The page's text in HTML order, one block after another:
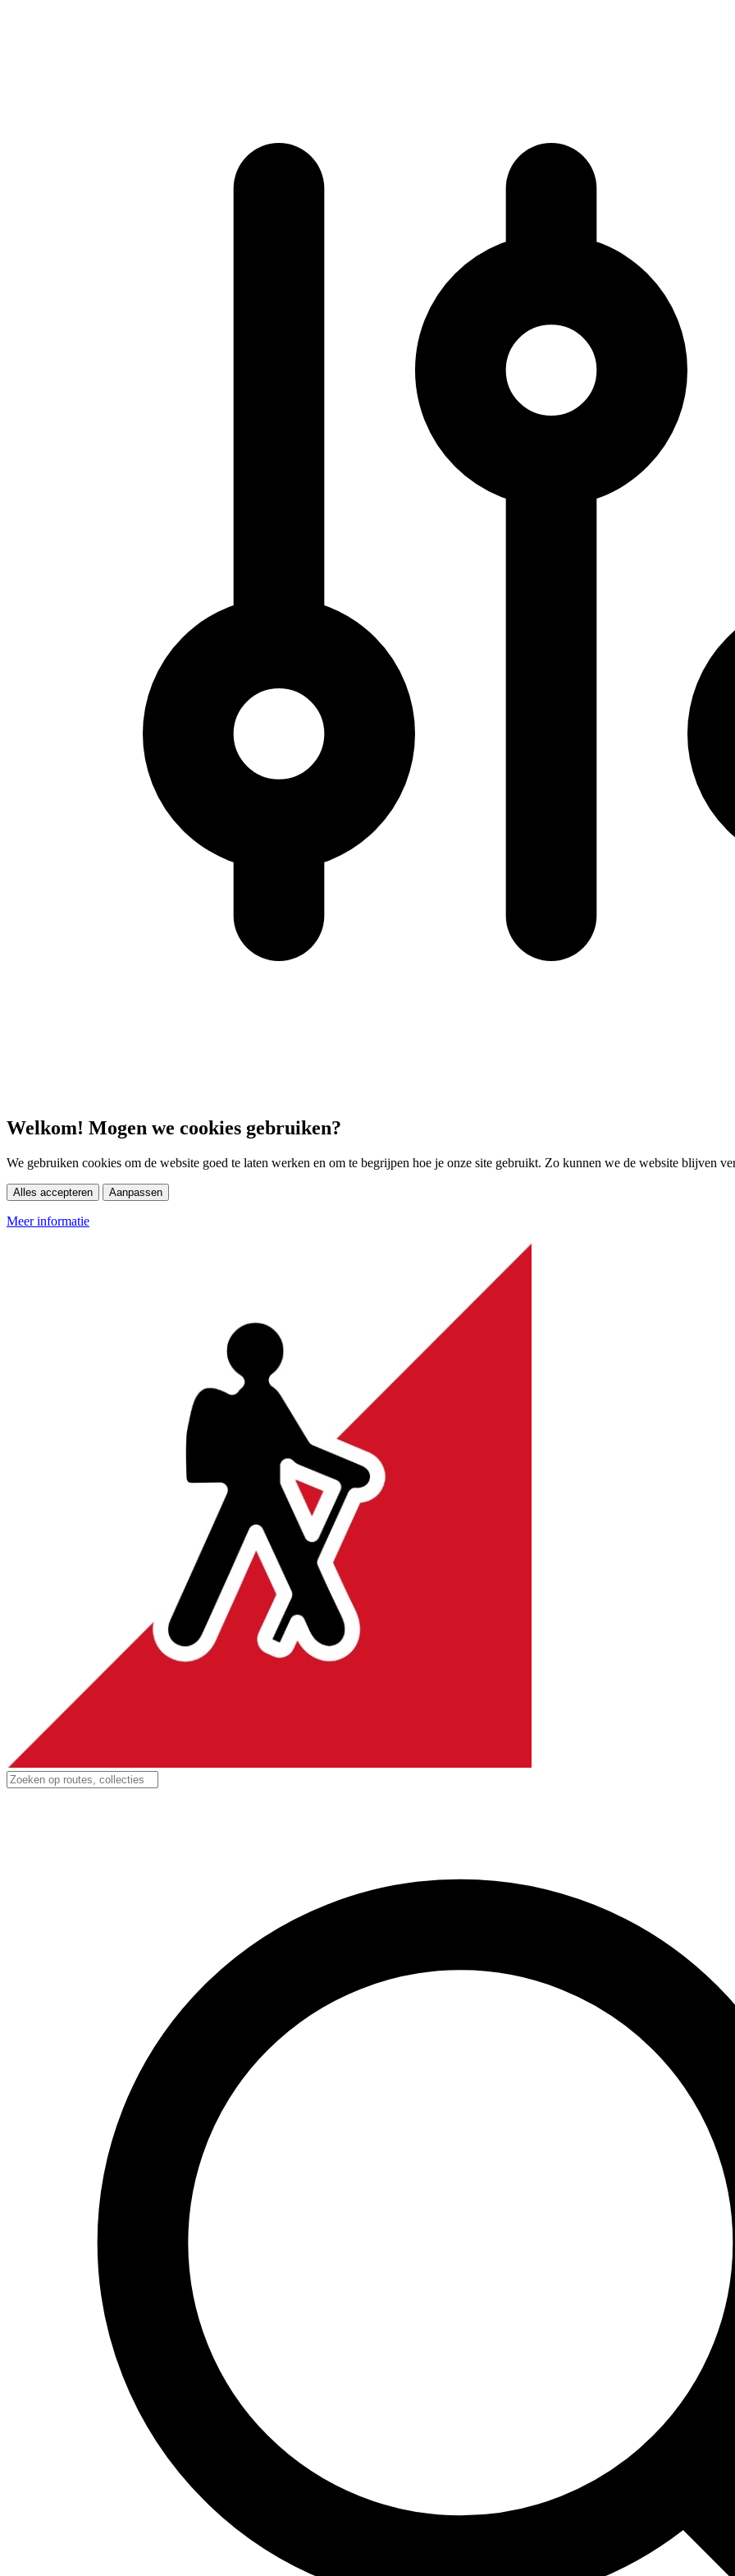
Welkom! Mogen we cookies gebruiken?
We gebruiken cookies om de website goed te laten werken en om te begrijpen hoe je onze site gebruikt. Zo kunnen we de website blijven
Alles accepteren Aanpassen
Meer informatie